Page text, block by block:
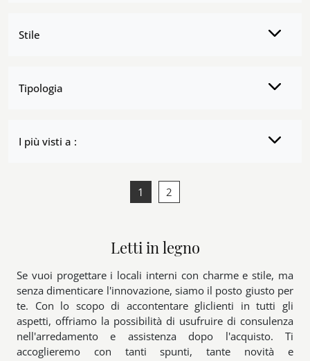
Stile
Tipologia
I più visti a :
1 2
Letti in legno
Se vuoi progettare i locali interni con charme e stile, ma
senza dimenticare l'innovazione, siamo il posto giusto per
te. Con lo scopo di accontentare gliclienti in tutti gli
aspetti, offriamo la possibilità di usufruire di consulenza
nell'arredamento e assistenza dopo l'acquisto. Ti
accoglieremo con tanti spunti, tante novità e